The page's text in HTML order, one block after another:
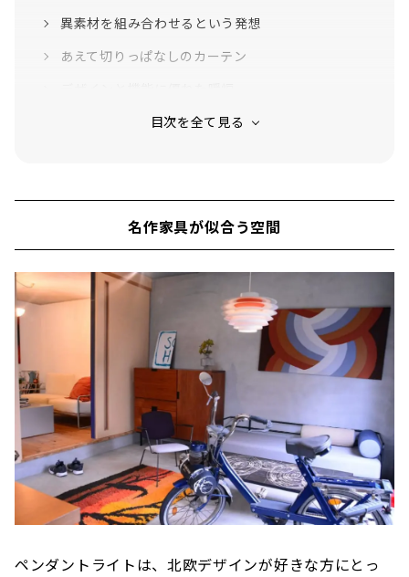
異素材を組み合わせるという発想
あえて切りっぱなしのカーテン
ここで暮らしたい！そう思わせてくれるモデルハ
名作家具が似合う空間
ペンダントライトは、北欧デザインが好きな方にとっ